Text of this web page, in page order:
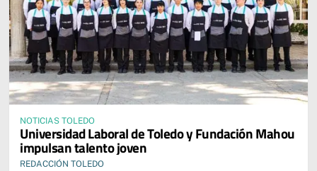
NOTICIAS TOLEDO
Universidad Laboral de Toledo y Fundación Mahou
impulsan talento joven
REDACCIÓN TOLEDO